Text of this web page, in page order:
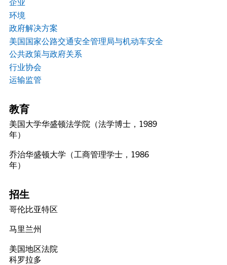
环境
政府解决方案
美国国家公路交通安全管理局与机动车安全
公共政策与政府关系
行业协会
运输监管
教育
美国大学华盛顿法学院（法学博士，1989
年）
乔治华盛顿大学（工商管理学士，1986
年）
招生
哥伦比亚特区
马里兰州
美国地区法院
科罗拉多